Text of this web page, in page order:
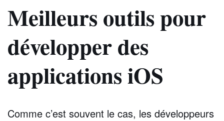
Meilleurs outils pour
développer des
applications iOS
Comme c’est souvent le cas, les développeurs